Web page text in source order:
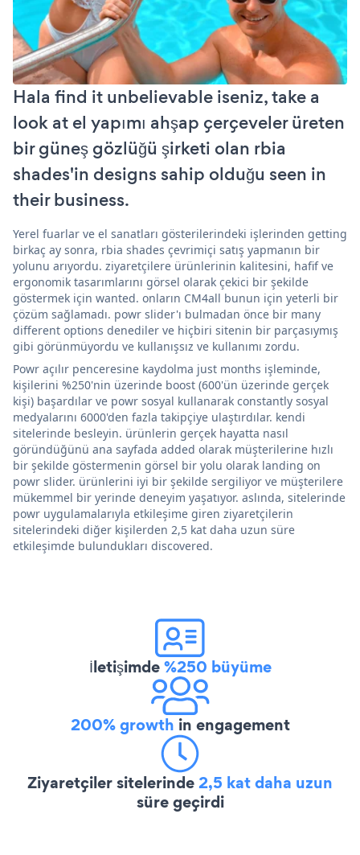
Hala find it unbelievable iseniz, take a
look at el yapımı ahşap çerçeveler üreten
bir güneş gözlüğü şirketi olan rbia
shades'in designs sahip olduğu seen in
their business.
Yerel fuarlar ve el sanatları gösterilerindeki işlerinden getting
birkaç ay sonra, rbia shades çevrimiçi satış yapmanın bir
yolunu arıyordu. ziyaretçilere ürünlerinin kalitesini, hafif ve
ergonomik tasarımlarını görsel olarak çekici bir şekilde
göstermek için wanted. onların CM4all bunun için yeterli bir
çözüm sağlamadı. powr slider'ı bulmadan önce bir many
different options denediler ve hiçbiri sitenin bir parçasıymış
gibi görünmüyordu ve kullanışsız ve kullanımı zordu.
Powr açılır penceresine kaydolma just months işleminde,
kişilerini %250'nin üzerinde boost (600'ün üzerinde gerçek
kişi) başardılar ve powr sosyal kullanarak constantly sosyal
medyalarını 6000'den fazla takipçiye ulaştırdılar. kendi
sitelerinde besleyin. ürünlerin gerçek hayatta nasıl
göründüğünü ana sayfada added olarak müşterilerine hızlı
bir şekilde göstermenin görsel bir yolu olarak landing on
powr slider. ürünlerini iyi bir şekilde sergiliyor ve müşterilere
mükemmel bir yerinde deneyim yaşatıyor. aslında, sitelerinde
powr uygulamalarıyla etkileşime giren ziyaretçilerin
sitelerindeki diğer kişilerden 2,5 kat daha uzun süre
etkileşimde bulundukları discovered.
İletişimde%250 büyüme
200% growth in engagement
Ziyaretçiler sitelerinde2,5 kat daha uzun
süre geçirdi